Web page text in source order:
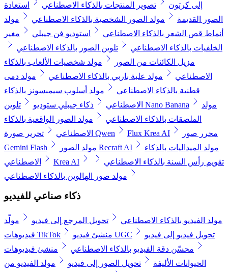
إلى كرتون
تصوير المنتجات بالذكاء الاصطناعي
استعادة
الصور القديمة
مولد الصور الشخصية بالذكاء الاصطناعي
مولد
أنماط قص الشعر بالذكاء الاصطناعي
استوديو فن جيبلي
مغير
الخلفيات بالذكاء الاصطناعي
تلوين الصور بالذكاء الاصطناعي
مزيل الكائنات من الصور
مولد شخصيات الألعاب بالذكاء
الاصطناعي
مولد علبة باربي بالذكاء الاصطناعي
مولد دمى
قطنية بالذكاء الاصطناعي
مولد أسلوب سيمبسونز بالذكاء
الاصطناعي
ذكاء جيبلي ستوديو تلوين Nano Banana
مولد
الملصقات بالذكاء الاصطناعي
مولد الصور الواقعية بالذكاء
الاصطناعي تحرير صورة Qwen Flux Krea AI
محرر صور
Gemini Flash
مولد الصور Recraft AI
مولد الميداليات بالذكاء
الاصطناعي
Krea AI
تقويم رأس السنة بالذكاء الاصطناعي
مولد صور الهالوين بالذكاء الاصطناعي
ذكاء صناعي للفيديو
مولد الفيديو بالذكاء الاصطناعي تحويل المرجع إلى فيديو
مولّد
فيديوهات TikTok
منشئ فيديو UGC
تحويل فيديو إلى فيديو
محسّن دقة الفيديو بالذكاء الاصطناعي
منشئ فيديوهات
الحيوانات الأليفة
تحويل الصور إلى فيديو
مولد الفيديو من